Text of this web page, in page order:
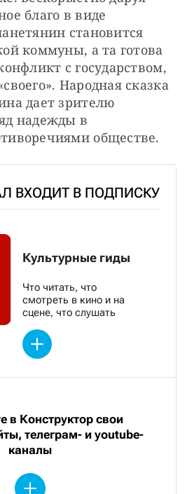
благо в виде
становится
коммуны, а та готова
с государством,
Народная сказка
дает зрителю
надежды в
обществе.
ВХОДИТ В ПОДПИСКУ
Культурные гиды
Что читать, что
смотреть в кино и на
сцене, что слушать
в Конструктор свои
телеграм- и youtube-
каналы